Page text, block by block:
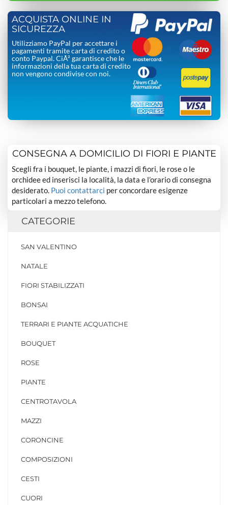
ACQUISTA ONLINE IN
SICUREZZA
Utilizziamo PayPal per accettare i
pagamenti tramite carta di credito o
conto Paypal. CiÃ² garantisce che le
informazioni della tua carta di credito
non vengono condivise con noi.
CONSEGNA A DOMICILIO DI FIORI E PIANTE
Scegli fra i bouquet, le piante, i mazzi di fiori, le rose o le
orchidee ed inserisci la località, la data e l’orario di consegna
desiderato. Puoi contattarci per concordare esigenze
particolari a mezzo telefono.
CATEGORIE
SAN VALENTINO
NATALE
FIORI STABILIZZATI
BONSAI
TERRARI E PIANTE ACQUATICHE
BOUQUET
ROSE
PIANTE
CENTROTAVOLA
MAZZI
CORONCINE
COMPOSIZIONI
CESTI
CUORI